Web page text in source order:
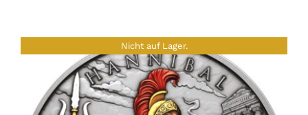
Neuheiten
Nicht auf Lager.